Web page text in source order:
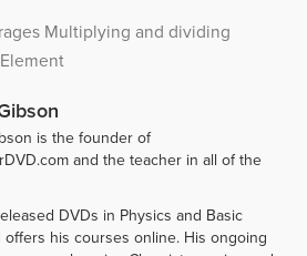
Multiplying and dividing
is the founder of
and the teacher in all of the
DVDs in Physics and Basic
offers his courses online. His ongoing